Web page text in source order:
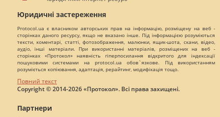
Юридичні застереження
Protocol.ua є власником авторських прав на інформацію, розміщену на веб -
сторінках даного ресурсу, якщо не вказано інше. Під інформацією розуміються
тексти, коментарі, статті, фотозображення, малюнки, ящик-шота, скани, відео,
аудіо, інші матеріали. При використанні матеріалів, розміщених на веб -
сторінках «Протокол» наявність гіперпосилання відкритого для індексації
пошуковими системами на protocol.ua обов`язкове. Під використанням
розуміється копіювання, адаптація, рерайтинг, модифікація тощо.
Повний текст
Copyright © 2014-2026 «Протокол». Всі права захищені.
Партнери